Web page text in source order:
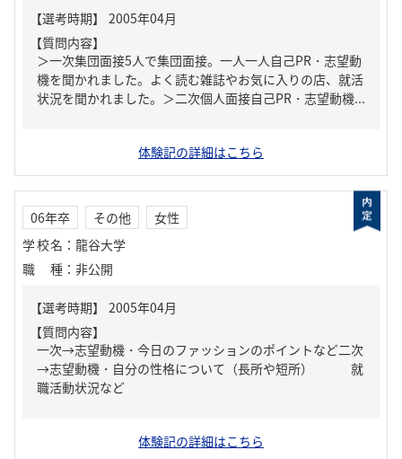
【質問内容】
＞一次集団面接5人で集団面接。一人一人自己PR・志望動
機を聞かれました。よく読む雑誌やお気に入りの店、就活
状況を聞かれました。＞二次個人面接自己PR・志望動機...
体験記の詳細はこちら
06年卒 その他
女性
学校名 ： 龍谷大学
職種 ： 非公開
【質問内容】
一次→志望動機・今日のファッションのポイントなど二次
→志望動機・自分の性格について（長所や短所） 就
職活動状況など
体験記の詳細はこちら